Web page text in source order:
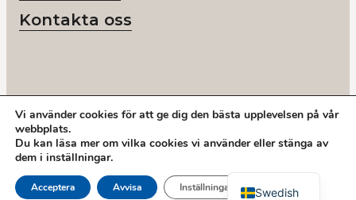
Kontakta oss
© 2026 SME-D
Org nr: 802418-6218
Ring oss: +46 878 208 50
Adress: Storgatan 19, Stockholm
Vi använder cookies för att ge dig den bästa upplevelsen på vår
webbplats.
Du kan läsa mer om vilka cookies vi använder eller stänga av
dem i inställningar.
Acceptera Avvisa Inställningar Swedish
English